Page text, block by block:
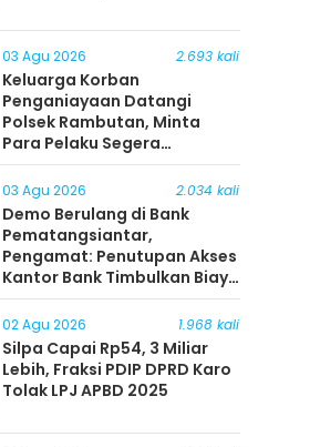
03 Agu 2026 2.693 kali
Keluarga Korban
Penganiayaan Datangi
Polsek Rambutan, Minta
Para Pelaku Segera
Ditangkap
03 Agu 2026 2.034 kali
Demo Berulang di Bank
Pematangsiantar,
Pengamat: Penutupan Akses
Kantor Bank Timbulkan Biaya
Ekonomi bagi Masyarakat
02 Agu 2026 1.968 kali
Silpa Capai Rp54, 3 Miliar
Lebih, Fraksi PDIP DPRD Karo
Tolak LPJ APBD 2025